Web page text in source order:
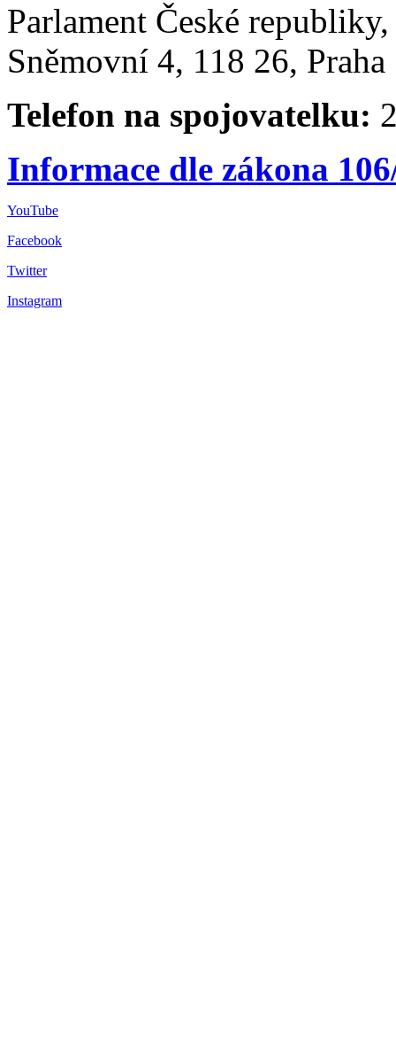
Parlament České
Sněmovní 4, 118 26,
Telefon na spojovatelku:
Informace dle zákona
YouTube
Facebook
Twitter
Instagram